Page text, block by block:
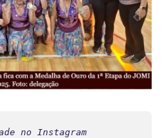
no Instagram